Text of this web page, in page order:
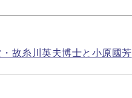
故糸川英夫博士と小原國芳